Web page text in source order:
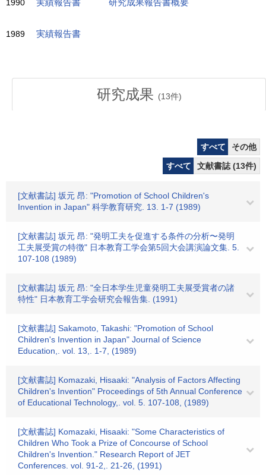
1990 実績報告書 研究成果報告書概要
1989 実績報告書
研究成果 (13件)
すべて
その他
すべて
文献書誌 (13件)
[文献書誌] 坂元 昂: "Promotion of School Children's
Invention in Japan" 科学教育研究. 13. 1-7 (1989)
[文献書誌] 坂元 昂: "発明工夫を促進する条件の分析〜発明
工夫展受賞の特徴" 日本教育工学会第5回大会講演論文集. 5.
107-108 (1989)
[文献書誌] 坂元 昂: "全日本学生児童発明工夫展受賞者の諸
特性" 日本教育工学会研究会報告集. (1991)
[文献書誌] Sakamoto, Takashi: "Promotion of School
Children's Invention in Japan" Journal of Science
Education,. vol. 13,. 1-7, (1989)
[文献書誌] Komazaki, Hisaaki: "Analysis of Factors Affecting
Children's Invention" Proceedings of 5th Annual Conference
of Educational Technology,. vol. 5. 107-108, (1989)
[文献書誌] Komazaki, Hisaaki: "Some Characteristics of
Children Who Took a Prize of Concourse of School
Children's Invention." Research Report of JET
Conferences. vol. 91-2,. 21-26, (1991)